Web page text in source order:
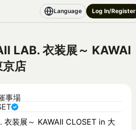
Language Log In/Register
LAB. 衣装展～ KAWAI
店
事場
衣装展～ KAWAII CLOSET in 大